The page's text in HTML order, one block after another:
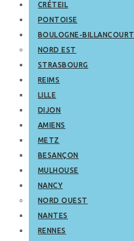
CRÉTEIL
PONTOISE
BOULOGNE-BILLANCOURT
NORD EST
STRASBOURG
REIMS
LILLE
DIJON
AMIENS
METZ
BESANÇON
MULHOUSE
NANCY
NORD OUEST
NANTES
RENNES